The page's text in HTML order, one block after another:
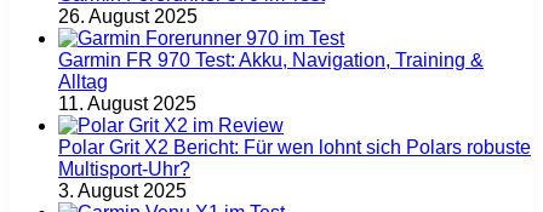
26. August 2025
Garmin FR 970 Test: Akku, Navigation, Training &
Alltag
11. August 2025
Polar Grit X2 Bericht: Für wen lohnt sich Polars robuste
Multisport‑Uhr?
3. August 2025